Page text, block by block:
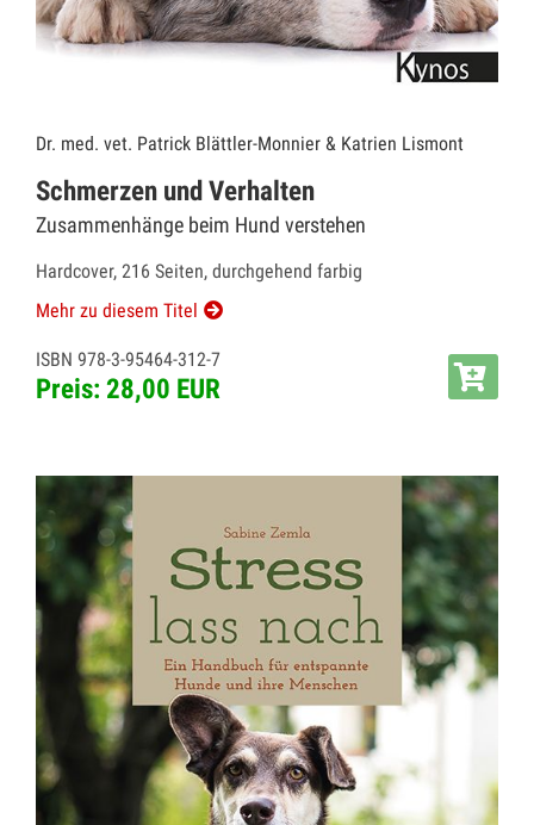
Dr. med. vet. Patrick Blättler-Monnier & Katrien Lismont
Schmerzen und Verhalten
Zusammenhänge beim Hund verstehen
Hardcover, 216 Seiten, durchgehend farbig
Mehr zu diesem Titel
ISBN 978-3-95464-312-7
Preis: 28,00 EUR